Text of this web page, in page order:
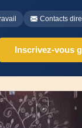
Contacts
Inscrivez-vous